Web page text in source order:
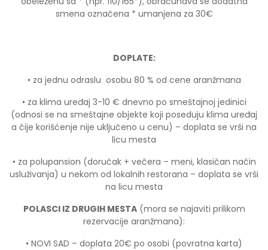
smena označena * umanjena za 30€
DOPLATE:
• za jednu odraslu osobu 80 % od cene aranžmana
• za klima uređaj 3-10 € dnevno po smeštajnoj jedinici
(odnosi se na smeštajne objekte koji poseduju klima uređaj
a čije korišćenje nije uključeno u cenu) – doplata se vrši na
licu mesta
• za polupansion (doručak + večera – meni, klasičan način
usluživanja) u nekom od lokalnih restorana – doplata se vrši
na licu mesta
POLASCI IZ DRUGIH MESTA(mora se najaviti prilikom
rezervacije aranžmana):
• NOVI SAD – doplata 20€ po osobi (povratna karta)